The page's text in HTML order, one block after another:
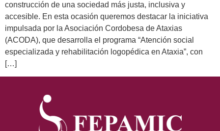
construcción de una sociedad más justa, inclusiva y
accesible. En esta ocasión queremos destacar la iniciativa
impulsada por la Asociación Cordobesa de Ataxias
(ACODA), que desarrolla el programa “Atención social
especializada y rehabilitación logopédica en Ataxia”, con
[…]